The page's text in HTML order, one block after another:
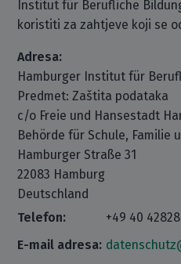
Institut für Berufliche
koristiti za zahtjeve koji se
Adresa:
Hamburger Institut für
Predmet: Zaštita podataka
c/o Freie und Hansestadt
Behörde für Schule, Familie
Hamburger Straße 31
22083 Hamburg
Deutschland
Telefon:
+49 40
E-mail adresa: